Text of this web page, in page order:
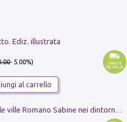
Ediz. illustrata
- 5.00%)
al carrello
Ruderi delle ville Romano Sabine nei dintorni di Poggio Mirteto. Illustrati dal dott.re prof.re cav.re Ercole Nardi regio ispettore degli scavi e monumenti. Anno 1885. Tavole e studio. Con 25 tavole fuori testo in cartella editoriale